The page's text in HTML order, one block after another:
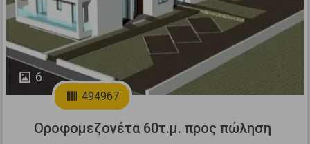
6
494967
Οροφομεζονέτα 60τ.μ. προς πώληση